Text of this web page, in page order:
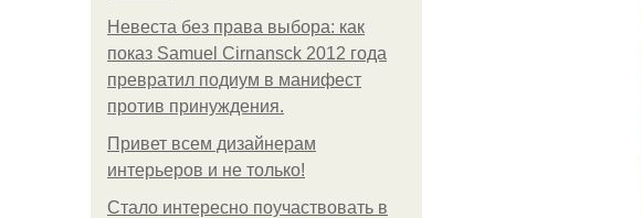
Невеста без права выбора: как
показ Samuel Cirnansck 2012 года
превратил подиум в манифест
против принуждения.
Привет всем дизайнерам
интерьеров и не только!
Стало интересно поучаствовать в